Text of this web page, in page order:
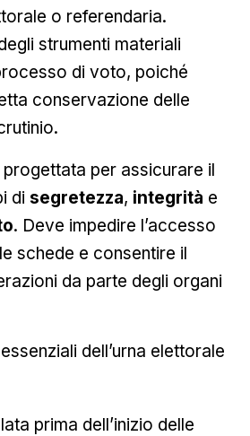
o referendaria.
strumenti materiali
di voto, poiché
conservazione delle
progettata per assicurare il
di segretezza, integrità e
. Deve impedire l’accesso
schede e consentire il
da parte degli organi
dell’urna elettorale
prima dell’inizio delle